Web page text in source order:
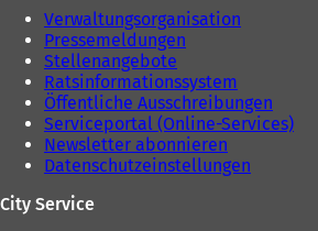
Verwaltungsorganisation
Pressemeldungen
Stellenangebote
Ratsinformationssystem
Öffentliche Ausschreibungen
Serviceportal (Online-Services)
Newsletter abonnieren
Datenschutzeinstellungen
City Service